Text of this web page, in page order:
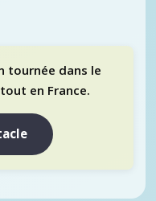
tournée dans le
en France.